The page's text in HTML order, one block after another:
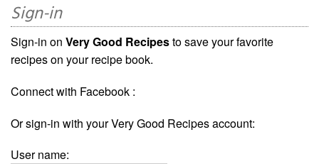
Sign-in
Sign-in on Very Good Recipesto save your favorite
recipes on your recipe book.
Connect with Facebook :
Or sign-in with your Very Good Recipes account:
User name: